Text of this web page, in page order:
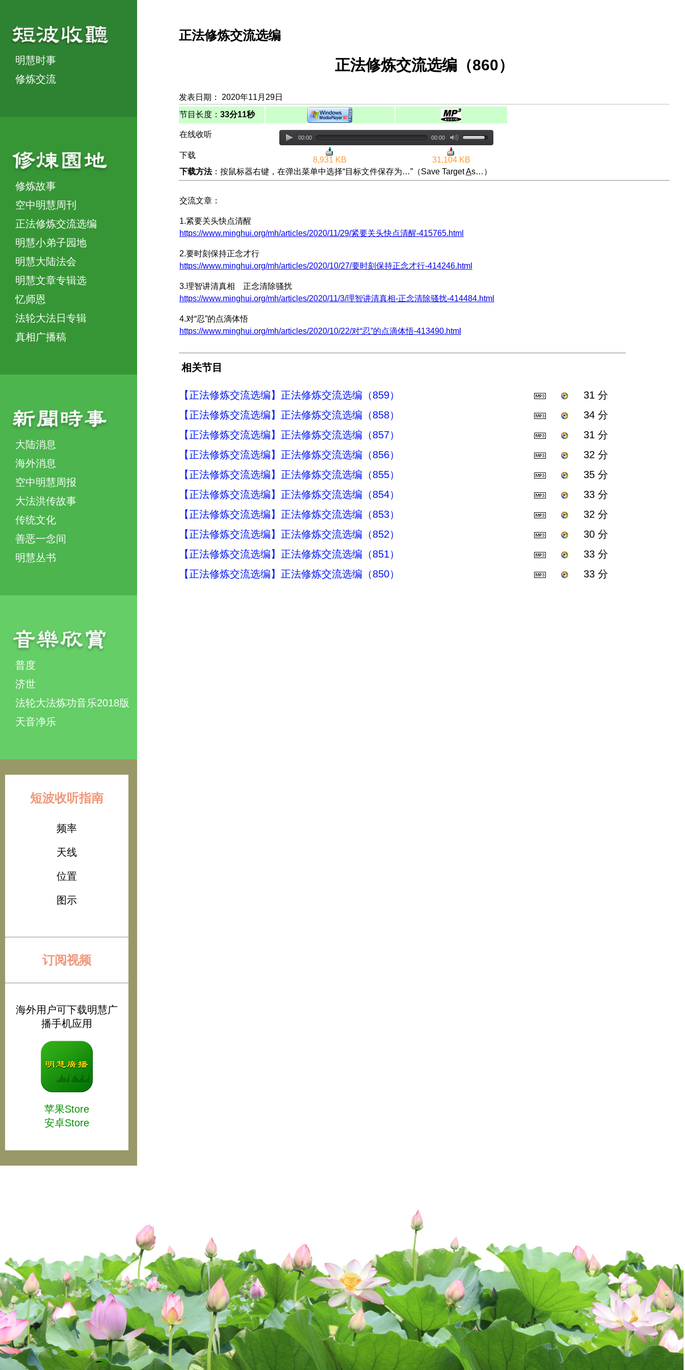
明慧时事
修炼交流
修炼故事
空中明慧周刊
正法修炼交流选编
明慧小弟子园地
明慧大陆法会
明慧文章专辑选
忆师恩
法轮大法日专辑
真相广播稿
大陆消息
海外消息
空中明慧周报
大法洪传故事
传统文化
善恶一念间
明慧丛书
普度
济世
法轮大法炼功音乐2018版
天音净乐
短波收听指南
频率
天线
位置
图示
订阅视频
海外用户可下载明慧广
播手机应用
苹果Store
安卓Store
正法修炼交流选编
正法修炼交流选编（860）
发表日期： 2020年11月29日
节目长度： 33分11秒
在线收听 00:00 00:00
下载
8,931 KB
31,104 KB
下载方法：按鼠标器右键，在弹出菜单中选择“目标文件保存为…”（Save TargetAs…）
交流文章：
1.紧要关头快点清醒
https://www.minghui.org/mh/articles/2020/11/29/紧要关头快点清醒-415765.html
2.要时刻保持正念才行
https://www.minghui.org/mh/articles/2020/10/27/要时刻保持正念才行-414246.html
3.理智讲清真相 正念清除骚扰
https://www.minghui.org/mh/articles/2020/11/3/理智讲清真相-正念清除骚扰-414484.html
4.对“忍”的点滴体悟
https://www.minghui.org/mh/articles/2020/10/22/对“忍”的点滴体悟-413490.html
相关节目
【正法修炼交流选编】正法修炼交流选编（859）
31 分
【正法修炼交流选编】正法修炼交流选编（858）
34 分
【正法修炼交流选编】正法修炼交流选编（857）
31 分
【正法修炼交流选编】正法修炼交流选编（856）
32 分
【正法修炼交流选编】正法修炼交流选编（855）
35 分
【正法修炼交流选编】正法修炼交流选编（854）
33 分
【正法修炼交流选编】正法修炼交流选编（853）
32 分
【正法修炼交流选编】正法修炼交流选编（852）
30 分
【正法修炼交流选编】正法修炼交流选编（851）
33 分
【正法修炼交流选编】正法修炼交流选编（850）
33 分